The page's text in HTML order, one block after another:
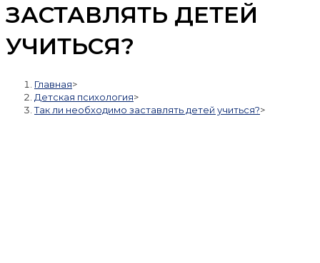
ЗАСТАВЛЯТЬ ДЕТЕЙ
УЧИТЬСЯ?
Главная>
Детская психология>
Так ли необходимо заставлять детей учиться?>